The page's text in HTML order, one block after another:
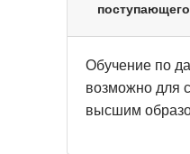
поступающего
Обучение по
возможно для
высшим